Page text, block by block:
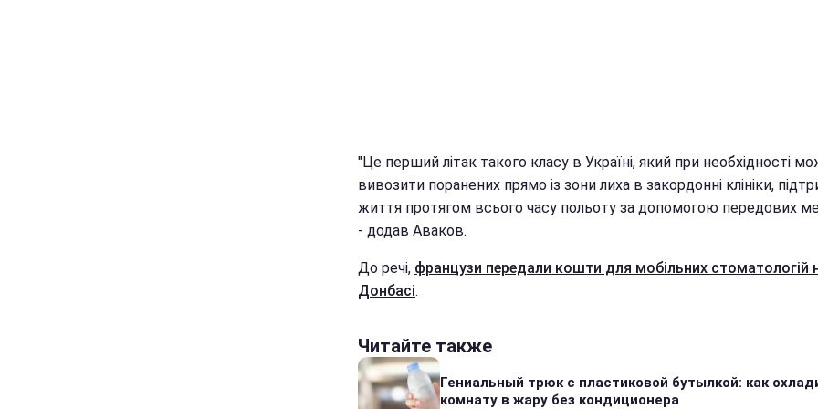
"Це перший літак такого класу в Україні, який при необхідності
вивозити поранених прямо із зони лиха в закордонні клініки,
життя протягом всього часу польоту за допомогою передових
- додав Аваков.
До речі, французи передали кошти для мобільних стоматологій
Донбасі.
Читайте также
Гениальный трюк с пластиковой бутылкой: как
комнату в жару без кондиционера